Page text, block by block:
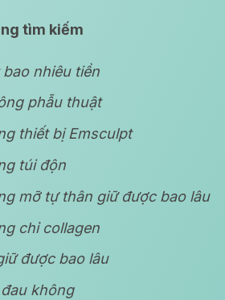
tìm kiếm
nhiêu tiền
phẫu thuật
thiết bị Emsculpt
túi độn
mỡ tự thân giữ được bao lâu
chỉ collagen
được bao lâu
không